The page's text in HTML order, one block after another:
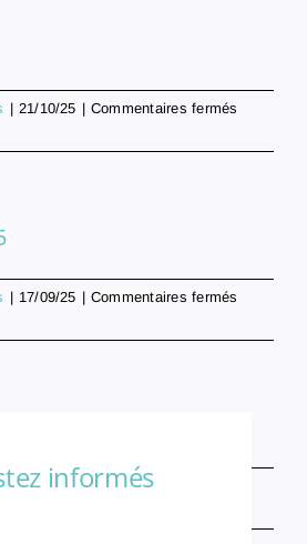
| 21/10/25 | Commentaires fermés
2025
| 17/09/25 | Commentaires fermés
2025
| 14/08/25 | Commentaires fermés
2025
informés